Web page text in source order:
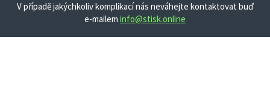
V případě jakýchkoliv komplikací nás neváhejte kontaktovat buď
e-mailem info@stisk.online